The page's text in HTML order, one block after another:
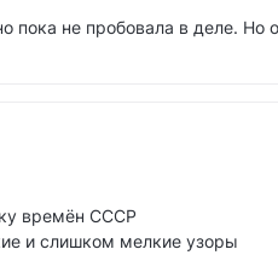
пока не пробовала в деле. Но
времён СССР
и слишком мелкие узоры